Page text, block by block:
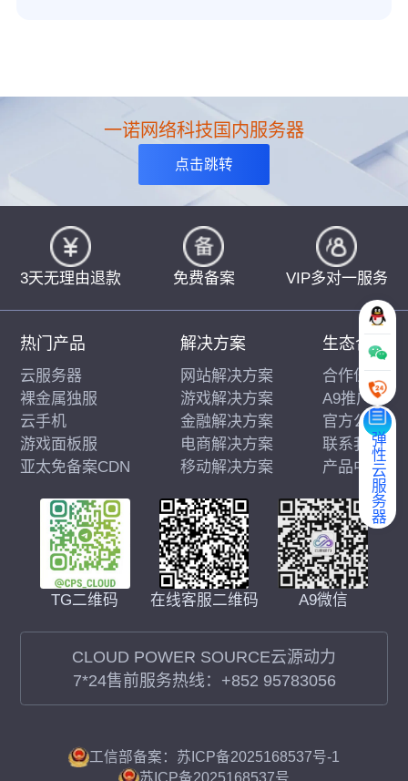
弹性云服务器
一诺网络科技国内服务器
点击跳转
3天无理由退款 免费备案 VIP多对一服务
TG二维码 在线客服二维码 A9微信
CLOUD POWER SOURCE云源动力
7*24售前服务热线： +852 95783056
热门产品
云服务器
裸金属独服
云手机
游戏面板服
亚太免备案CDN
解决方案
网站解决方案
游戏解决方案
金融解决方案
电商解决方案
移动解决方案
生态合作
合作伙伴
A9推广
官方公告
联系我们
产品中心
工信部备案：苏ICP备2025168537号-1
苏ICP备2025168537号